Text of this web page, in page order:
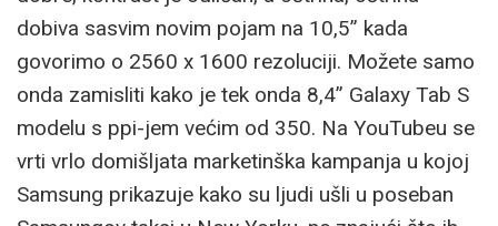
dobiva sasvim novim pojam na 10,5” kada
govorimo o 2560 x 1600 rezoluciji. Možete samo
onda zamisliti kako je tek onda 8,4” Galaxy Tab S
modelu s ppi-jem većim od 350. Na YouTubeu se
vrti vrlo domišljata marketinška kampanja u kojoj
Samsung prikazuje kako su ljudi ušli u poseban